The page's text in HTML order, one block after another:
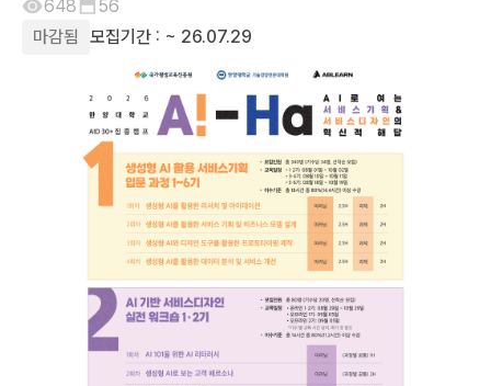
648
56
마감됨
모집기간 : ~ 26.07.29